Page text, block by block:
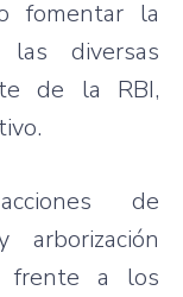
fomentar la
diversas
de la RBI,
de
arborización
frente a los